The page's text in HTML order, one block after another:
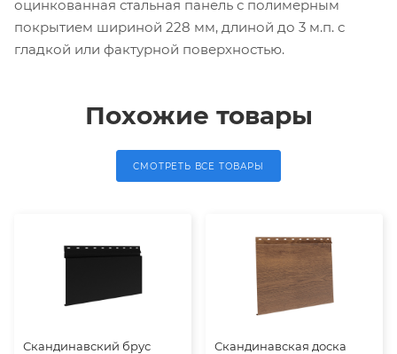
оцинкованная стальная панель с полимерным
покрытием шириной 228 мм, длиной до 3 м.п. с
гладкой или фактурной поверхностью.
Похожие товары
СМОТРЕТЬ ВСЕ ТОВАРЫ
Скандинавский брус
Скандинавская доска